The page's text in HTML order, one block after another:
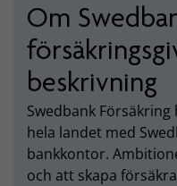
Om
beskrivning
Swedbank
hela landet med
bankkontor.
och att skapa